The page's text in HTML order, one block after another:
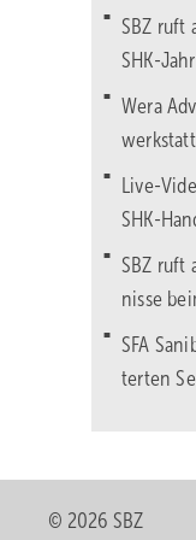
SBZ ruft
SHK-Jahr
Wera
Live-
SHK-
SBZ ruft
nisse
SFA
terten
© 2026 SBZ